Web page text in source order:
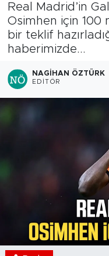
Real Madrid’in
Osimhen için 100
bir teklif
haberimizde...
NAGIHAN ÖZTÜRK
EDITÖR
Tüm Manşetler
Son Dakika
Haber Arşivi